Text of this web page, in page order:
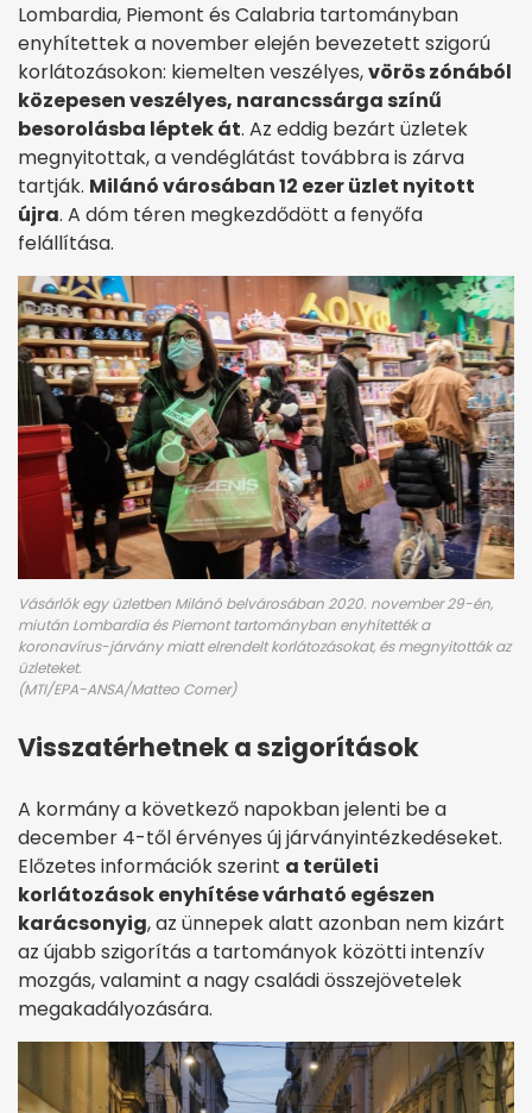
Lombardia, Piemont és Calabria tartományban
enyhítettek a november elején bevezetett szigorú
korlátozásokon: kiemelten veszélyes,vörös zónából
közepesen veszélyes, narancssárga színű
besorolásba léptek át. Az eddig bezárt üzletek
megnyitottak, a vendéglátást továbbra is zárva
tartják. Milánó városában 12 ezer üzlet nyitott
újra. A dóm téren megkezdődött a fenyőfa
felállítása.
Vásárlók egy üzletben Milánó belvárosában 2020. november 29-én,
miután Lombardia és Piemont tartományban enyhítették a
koronavírus-járvány miatt elrendelt korlátozásokat, és megnyitották az
üzleteket.
(MTI/EPA-ANSA/Matteo Corner)
Visszatérhetnek a szigorítások
A kormány a következő napokban jelenti be a
december 4-től érvényes új járványintézkedéseket.
Előzetes információk szerint a területi
korlátozások enyhítése várható egészen
karácsonyig, az ünnepek alatt azonban nem kizárt
az újabb szigorítás a tartományok közötti intenzív
mozgás, valamint a nagy családi összejövetelek
megakadályozására.